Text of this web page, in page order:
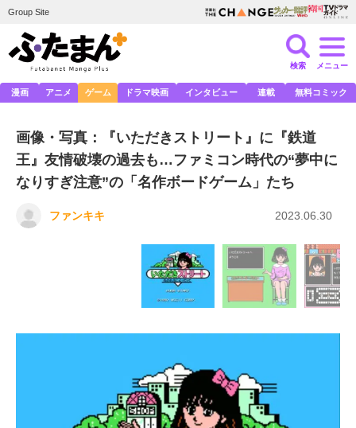
Group Site
検索 メニュー
漫画 アニメ ゲーム ドラマ映画 インタビュー 連載 無料コミック
画像・写真：『いただきストリート』に『鉄道
王』友情破壊の過去も…ファミコン時代の“夢中に
なりすぎ注意”の「名作ボードゲーム」たち
ファンキキ 2023.06.30